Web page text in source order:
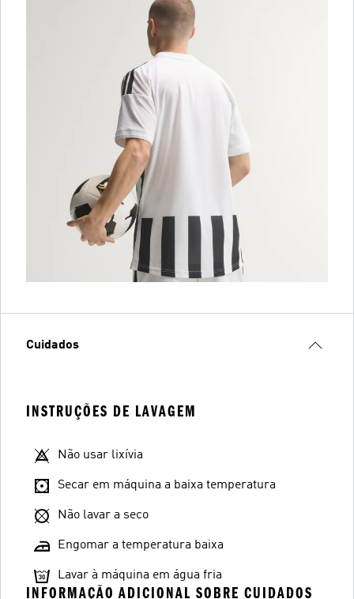
Cuidados
INSTRUÇÕES DE LAVAGEM
Não usar lixívia
Secar em máquina a baixa temperatura
Não lavar a seco
Engomar a temperatura baixa
Lavar à máquina em água fria
INFORMAÇÃO ADICIONAL SOBRE CUIDADOS